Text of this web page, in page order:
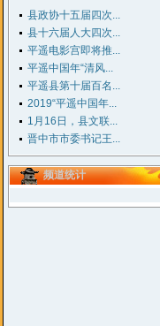
县政协十五届四次...
县十六届人大四次...
平遥电影宫即将推...
平遥中国年“清风...
平遥县第十届百名...
2019“平遥中国年...
1月16日，县文联...
晋中市市委书记王...
频道统计